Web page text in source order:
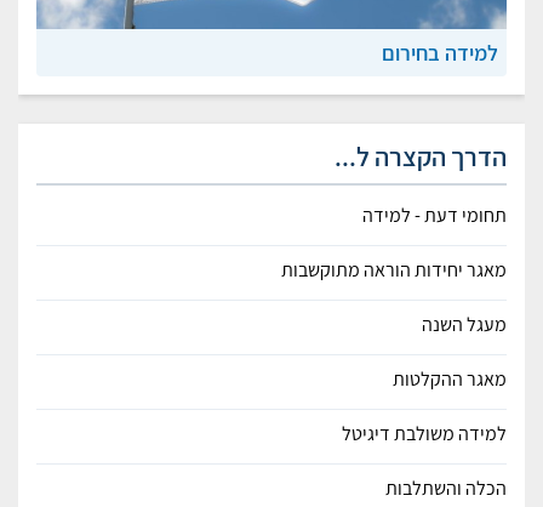
למידה בחירום
הדרך הקצרה ל...
תחומי דעת - למידה
מאגר יחידות הוראה מתוקשבות
מעגל השנה
מאגר ההקלטות
למידה משולבת דיגיטל
הכלה והשתלבות